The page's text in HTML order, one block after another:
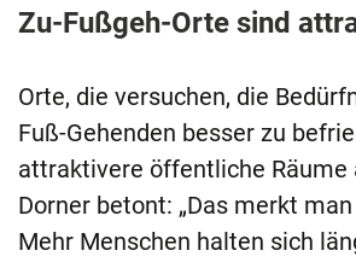
Zu-Fußgeh-Orte sind
Orte, die versuchen, die
Fuß-Gehenden besser zu
attraktivere öffentliche Räume
Dorner betont: „Das merkt
Mehr Menschen halten sich